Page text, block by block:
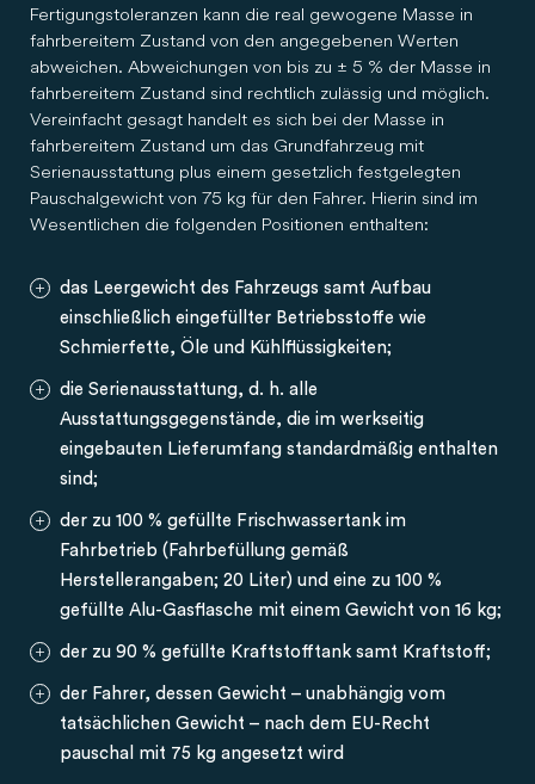
Fertigungstoleranzen kann die real gewogene Masse in
fahrbereitem Zustand von den angegebenen Werten
abweichen. Abweichungen von bis zu ± 5 % der Masse in
fahrbereitem Zustand sind rechtlich zulässig und möglich.
Vereinfacht gesagt handelt es sich bei der Masse in
fahrbereitem Zustand um das Grundfahrzeug mit
Serienausstattung plus einem gesetzlich festgelegten
Pauschalgewicht von 75 kg für den Fahrer. Hierin sind im
Wesentlichen die folgenden Positionen enthalten:
das Leergewicht des Fahrzeugs samt Aufbau
einschließlich eingefüllter Betriebsstoffe wie
Schmierfette, Öle und Kühlflüssigkeiten;
die Serienausstattung, d. h. alle
Ausstattungsgegenstände, die im werkseitig
eingebauten Lieferumfang standardmäßig enthalten
sind;
der zu 100 % gefüllte Frischwassertank im
Fahrbetrieb (Fahrbefüllung gemäß
Herstellerangaben; 20 Liter) und eine zu 100 %
gefüllte Alu-Gasflasche mit einem Gewicht von 16 kg;
der zu 90 % gefüllte Kraftstofftank samt Kraftstoff;
der Fahrer, dessen Gewicht – unabhängig vom
tatsächlichen Gewicht – nach dem EU-Recht
pauschal mit 75 kg angesetzt wird